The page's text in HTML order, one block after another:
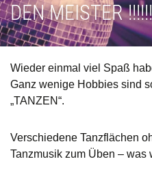
DEN MEISTER !!!!!!
Wieder einmal viel Spaß
Ganz wenige Hobbies sind
„TANZEN“.
Verschiedene Tanzflächen
Tanzmusik zum Üben – was